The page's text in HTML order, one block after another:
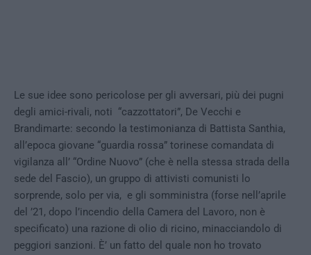
Le sue idee sono pericolose per gli avversari, più dei pugni
degli amici-rivali, noti “cazzottatori”, De Vecchi e
Brandimarte: secondo la testimonianza di Battista Santhia,
all’epoca giovane “guardia rossa” torinese comandata di
vigilanza all’ “Ordine Nuovo” (che è nella stessa strada della
sede del Fascio), un gruppo di attivisti comunisti lo
sorprende, solo per via, e gli somministra (forse nell’aprile
del ’21, dopo l’incendio della Camera del Lavoro, non è
specificato) una razione di olio di ricino, minacciandolo di
peggiori sanzioni. È’ un fatto del quale non ho trovato